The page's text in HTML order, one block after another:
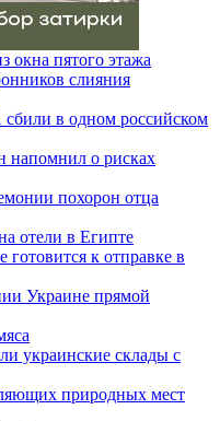
окна пятого этажа
слияния
в одном российском
напомнил о рисках
похорон отца
отели в Египте
к отправке в
Украине прямой
украинские склады с
природных мест